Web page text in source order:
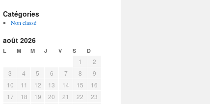
Catégories
Non classé
août 2026
L M M J V S D
1
2
3
4 5 6 7 8
9
10
11 12 13 14 15
16
17
18 19 20 21 22 23